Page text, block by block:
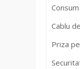
Cablu
Priza